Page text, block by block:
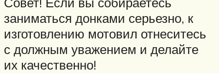
заниматься донками серьезно, к
изготовлению мотовил отнеситесь
с должным уважением и делайте
их качественно!